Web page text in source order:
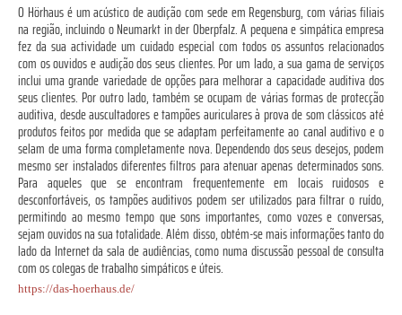
O Hörhaus é um acústico de audição com sede em Regensburg, com várias filiais
na região, incluindo o Neumarkt in der Oberpfalz. A pequena e simpática empresa
fez da sua actividade um cuidado especial com todos os assuntos relacionados
com os ouvidos e audição dos seus clientes. Por um lado, a sua gama de serviços
inclui uma grande variedade de opções para melhorar a capacidade auditiva dos
seus clientes. Por outro lado, também se ocupam de várias formas de protecção
auditiva, desde auscultadores e tampões auriculares à prova de som clássicos até
produtos feitos por medida que se adaptam perfeitamente ao canal auditivo e o
selam de uma forma completamente nova. Dependendo dos seus desejos, podem
mesmo ser instalados diferentes filtros para atenuar apenas determinados sons.
Para aqueles que se encontram frequentemente em locais ruidosos e
desconfortáveis, os tampões auditivos podem ser utilizados para filtrar o ruído,
permitindo ao mesmo tempo que sons importantes, como vozes e conversas,
sejam ouvidos na sua totalidade. Além disso, obtém-se mais informações tanto do
lado da Internet da sala de audiências, como numa discussão pessoal de consulta
com os colegas de trabalho simpáticos e úteis.
https://das-hoerhaus.de/